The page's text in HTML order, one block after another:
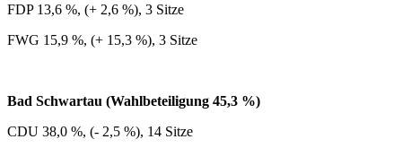
FDP 13,6 %, (+ 2,6 %), 3 Sitze
FWG 15,9 %, (+ 15,3 %), 3 Sitze
Bad Schwartau (Wahlbeteiligung 45,3 %)
CDU 38,0 %, (- 2,5 %), 14 Sitze